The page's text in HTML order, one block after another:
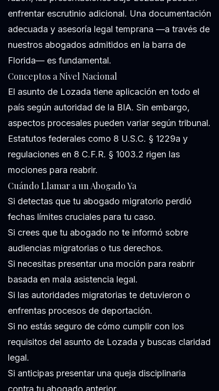
enfrentar escrutinio adicional. Una documentación
adecuada y asesoría legal temprana —a través de
nuestros abogados admitidos en la barra de
Florida— es fundamental.
Conceptos a Nivel Nacional
El asunto de Lozada tiene aplicación en todo el
país según autoridad de la BIA. Sin embargo,
aspectos procesales pueden variar según tribunal.
Estatutos federales como 8 U.S.C. § 1229a y
regulaciones en 8 C.F.R. § 1003.2 rigen las
mociones para reabrir.
Cuándo Llamar a un Abogado Ya
Si detectas que tu abogado migratorio perdió
fechas límites cruciales para tu caso.
Si crees que tu abogado no te informó sobre
audiencias migratorias o tus derechos.
Si necesitas presentar una moción para reabrir
basada en mala asistencia legal.
Si las autoridades migratorias te detuvieron o
enfrentas procesos de deportación.
Si no estás seguro de cómo cumplir con los
requisitos del asunto de Lozada y buscas claridad
legal.
Si anticipas presentar una queja disciplinaria
contra tu abogado anterior.